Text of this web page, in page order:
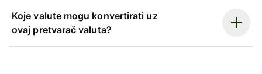
Koje valute mogu konvertirati uz
ovaj pretvarač valuta?